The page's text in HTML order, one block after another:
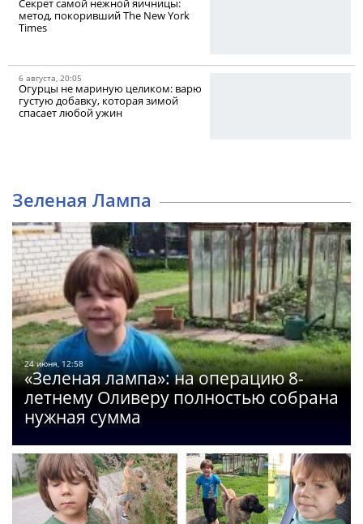
Секрет самой нежной яичницы:
метод, покоривший The New York
Times
6 августа, 20:05
Огурцы не мариную целиком: варю
густую добавку, которая зимой
спасает любой ужин
Зеленая Лампа
24 июня, 12:58
«Зеленая лампа»: на операцию 8-
летнему Оливеру полностью собрана
нужная сумма